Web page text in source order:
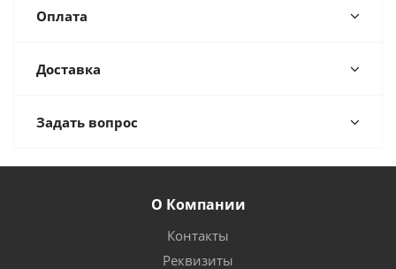
Оплата
Доставка
Задать вопрос
О Компании
Контакты
Реквизиты